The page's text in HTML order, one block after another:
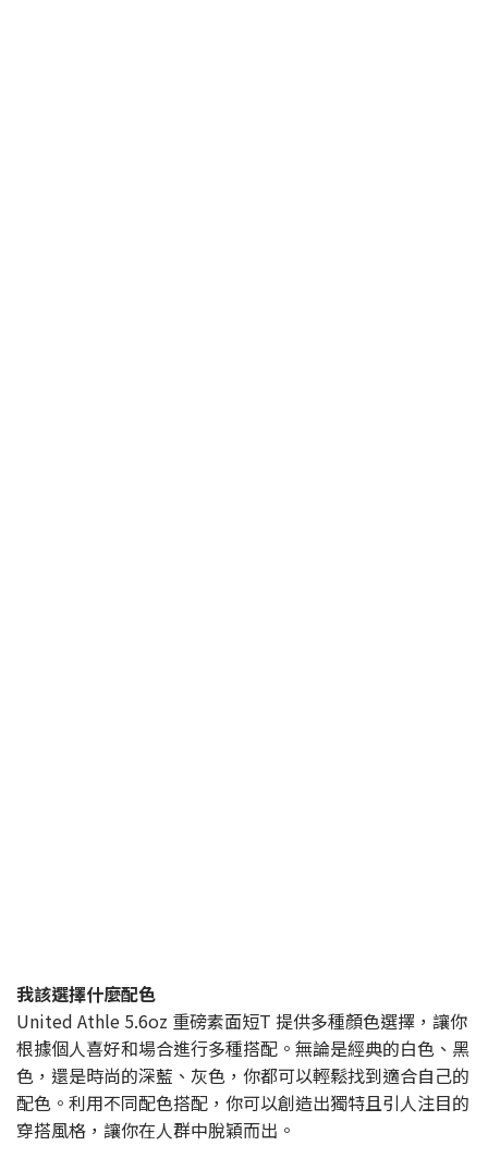
我該選擇什麼配色
United Athle 5.6oz 重磅素面短T 提供多種顏色選擇，讓你
根據個人喜好和場合進行多種搭配。無論是經典的白色、黑
色，還是時尚的深藍、灰色，你都可以輕鬆找到適合自己的
配色。利用不同配色搭配，你可以創造出獨特且引人注目的
穿搭風格，讓你在人群中脫穎而出。